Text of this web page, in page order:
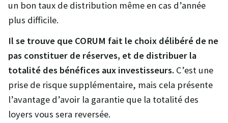
un bon taux de distribution même en cas d’année
plus difficile.
Il se trouve que CORUM fait le choix délibéré de ne
pas constituer de réserves, et de distribuer la
totalité des bénéfices aux investisseurs. C’est une
prise de risque supplémentaire, mais cela présente
l’avantage d’avoir la garantie que la totalité des
loyers vous sera reversée.